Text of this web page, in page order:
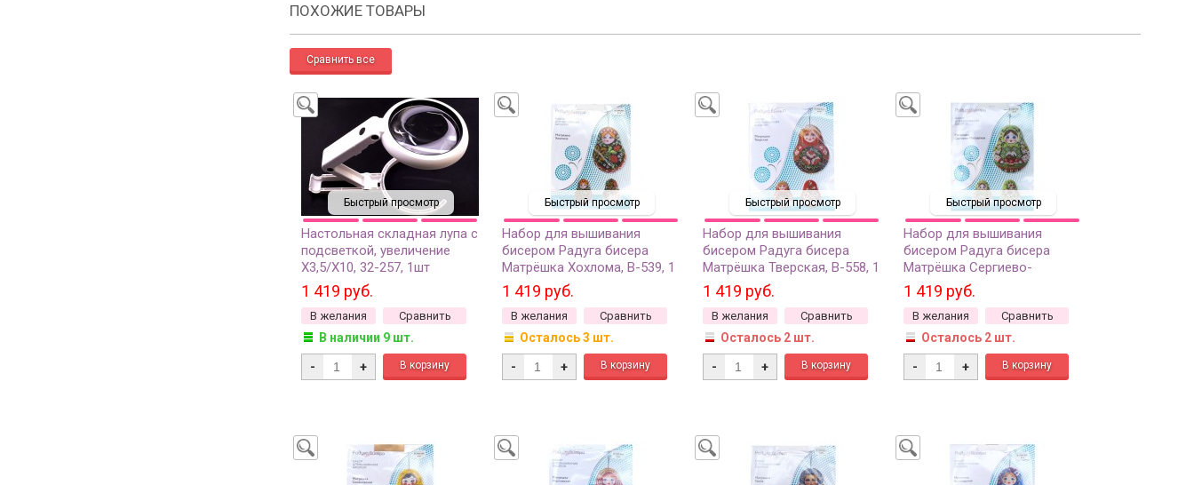
ПОХОЖИЕ ТОВАРЫ
Быстрый просмотр
Настольная складная лупа с
подсветкой, увеличение
Х3,5/Х10, 32-257, 1шт
1 419 руб.
В желания Сравнить
В наличии 9 шт.
- +
Быстрый просмотр
Набор для вышивания
бисером Радуга бисера
Матрёшка Хохлома, В-539, 1
шт
1 419 руб.
В желания Сравнить
Осталось 3 шт.
- +
Быстрый просмотр
Набор для вышивания
бисером Радуга бисера
Матрёшка Тверская, В-558, 1
шт
1 419 руб.
В желания Сравнить
Осталось 2 шт.
- +
Быстрый просмотр
Набор для вышивания
бисером Радуга бисера
Матрёшка Сергиево-
Посадская, В-559, 1 шт
1 419 руб.
В желания Сравнить
Осталось 2 шт.
- +